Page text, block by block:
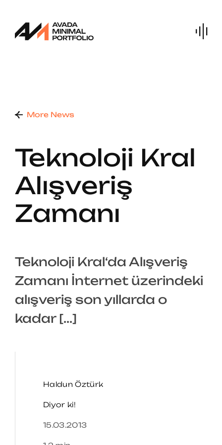
content
Teknoloji Kral
Alışveriş
Zamanı
Haldun Öztürk
Diyor ki!
15.03.2013
More News
Teknoloji Kral‘da Alışveriş
Zamanı İnternet üzerindeki
alışveriş son yıllarda o
kadar [...]